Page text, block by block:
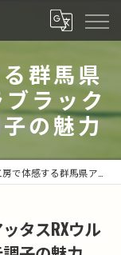
群馬県
ブラック
の魅力
県アッタスRXウルトラブラックシャフト新感覚元調子の魅力
タスRXウル